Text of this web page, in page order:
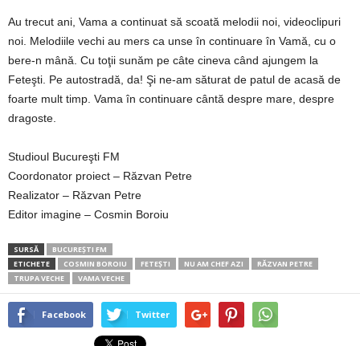
Au trecut ani, Vama a continuat să scoată melodii noi, videoclipuri
noi. Melodiile vechi au mers ca unse în continuare în Vamă, cu o
bere-n mână. Cu toţii sunăm pe câte cineva când ajungem la
Feteşti. Pe autostradă, da! Şi ne-am săturat de patul de acasă de
foarte mult timp. Vama în continuare cântă despre mare, despre
dragoste.
Studioul Bucureşti FM
Coordonator proiect – Răzvan Petre
Realizator – Răzvan Petre
Editor imagine – Cosmin Boroiu
SURSĂ
BUCUREȘTI FM
ETICHETE
COSMIN BOROIU FETEŞTI NU AM CHEF AZI
RĂZVAN PETRE
TRUPA VECHE
VAMA VECHE
Facebook Twitter